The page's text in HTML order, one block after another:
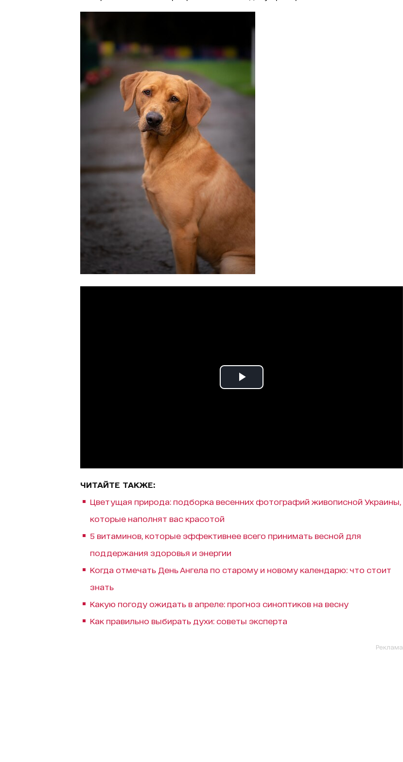
ЧИТАЙТЕ ТАКЖЕ:
Цветущая природа: подборка весенних фотографий живописной Украины,
которые наполнят вас красотой
5 витаминов, которые эффективнее всего принимать весной для
поддержания здоровья и энергии
Когда отмечать День Ангела по старому и новому календарю: что стоит
знать
Какую погоду ожидать в апреле: прогноз синоптиков на весну
Как правильно выбирать духи: советы эксперта
Реклама